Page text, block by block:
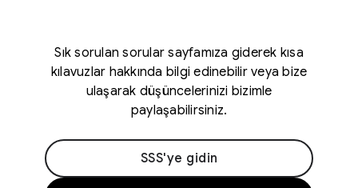
Sık sorulan sorular sayfamıza giderek kısa
kılavuzlar hakkında bilgi edinebilir veya bize
ulaşarak düşüncelerinizi bizimle
paylaşabilirsiniz.
SSS'ye gidin